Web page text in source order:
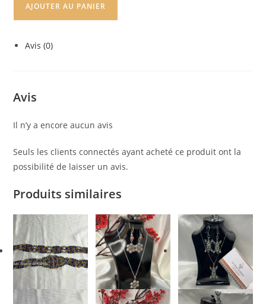
AJOUTER AU PANIER
Avis (0)
Avis
Il n’y a encore aucun avis
Seuls les clients connectés ayant acheté ce produit ont la
possibilité de laisser un avis.
Produits similaires